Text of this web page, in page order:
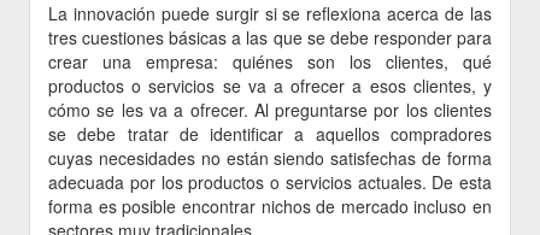
La innovación puede surgir si se reflexiona acerca de las
tres cuestiones básicas a las que se debe responder para
crear una empresa: quiénes son los clientes, qué
productos o servicios se va a ofrecer a esos clientes, y
cómo se les va a ofrecer. Al preguntarse por los clientes
se debe tratar de identificar a aquellos compradores
cuyas necesidades no están siendo satisfechas de forma
adecuada por los productos o servicios actuales. De esta
forma es posible encontrar nichos de mercado incluso en